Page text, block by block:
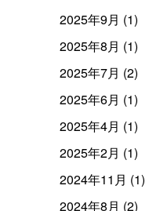
2025年9月 (1)
2025年8月 (1)
2025年7月 (2)
2025年6月 (1)
2025年4月 (1)
2025年2月 (1)
2024年11月 (1)
2024年8月 (2)